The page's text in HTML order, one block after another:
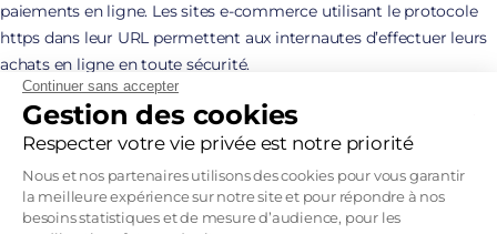
Continuer sans accepter
Gestion des cookies
Respecter votre vie privée est notre priorité
Nous et nos partenaires utilisons des cookies pour vous garantir
la meilleure expérience sur notre site et pour répondre à nos
besoins statistiques et de mesure d’audience, pour les
paiements en ligne. Les sites e-commerce utilisant le protocole
https dans leur URL permettent aux internautes d’effectuer leurs
achats en ligne en toute sécurité.
La solution Certigna SSL est reconnue comme autorité de
certification qualifiée et est utilisée sur de nombreux sites
Internet.
Autre avantage, la solution Certigna SSL est disponible en ligne,
en quelques clics. Le processus d’installation est entièrement
dématérialisé.